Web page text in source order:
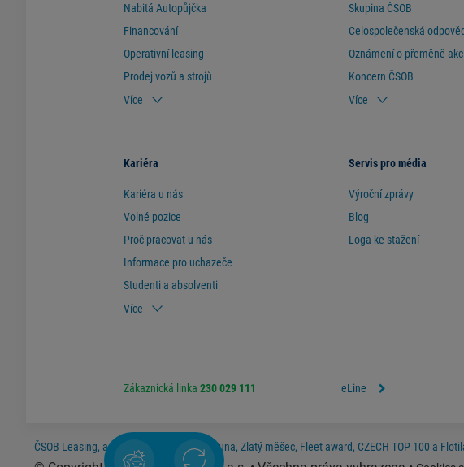
Nabitá Autopůjčka
Financování
Operativní leasing
Prodej vozů a strojů
Více
Skupina ČSOB
Celospolečenská
Oznámení o přeměně
Koncern ČSOB
Více
Kariéra
Kariéra u nás
Volné pozice
Proč pracovat u nás
Informace pro uchazeče
Studenti a absolventi
Více
Servis pro média
Výroční zprávy
Blog
Loga ke stažení
Zákaznická linka 230 029 111 eLine
ČSOB Leasing, a.s. má ocenění: Zlatá koruna, Zlatý měšec, Fleet award, CZECH TOP 100 a